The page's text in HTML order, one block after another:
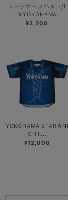
スーツケースベルト/I
☆YOKOHAMA
¥2,200
YOKOHAMA STAR☆NI
GHT...
¥12,000